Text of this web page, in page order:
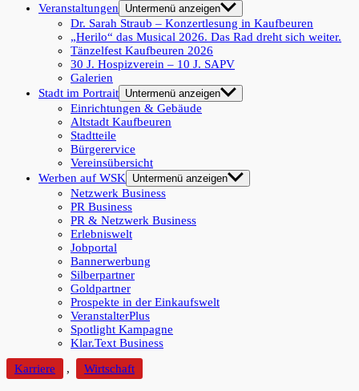
Veranstaltungen
Untermenü anzeigen
Dr. Sarah Straub – Konzertlesung in Kaufbeuren
„Herilo“ das Musical 2026. Das Rad dreht sich weiter.
Tänzelfest Kaufbeuren 2026
30 J. Hospizverein – 10 J. SAPV
Galerien
Stadt im Portrait Untermenü anzeigen
Einrichtungen & Gebäude
Altstadt Kaufbeuren
Stadtteile
Bürgerervice
Vereinsübersicht
Werben auf WSK
Untermenü anzeigen
Netzwerk Business
PR Business
PR & Netzwerk Business
Erlebniswelt
Jobportal
Bannerwerbung
Silberpartner
Goldpartner
Prospekte in der Einkaufswelt
VeranstalterPlus
Spotlight Kampagne
Klar.Text Business
Karriere
, Wirtschaft